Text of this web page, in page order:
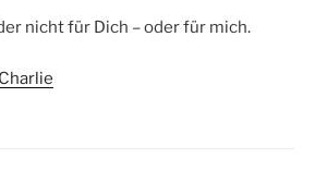
nicht für Dich – oder für mich.